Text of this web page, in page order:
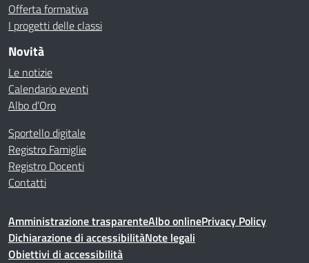
Offerta formativa
I progetti delle classi
Novità
Le notizie
Calendario eventi
Albo d’Oro
Sportello digitale
Registro Famiglie
Registro Docenti
Contatti
Amministrazione trasparenteAlbo onlinePrivacy Policy
Dichiarazione di accessibilitàNote legali
Obiettivi di accessibilità